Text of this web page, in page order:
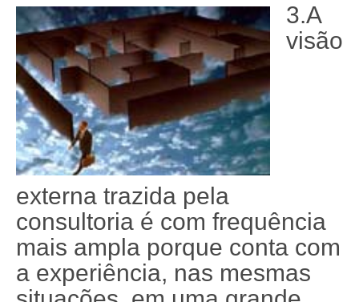
3.A
visão
externa trazida pela
consultoria é com frequência
mais ampla porque conta com
a experiência, nas mesmas